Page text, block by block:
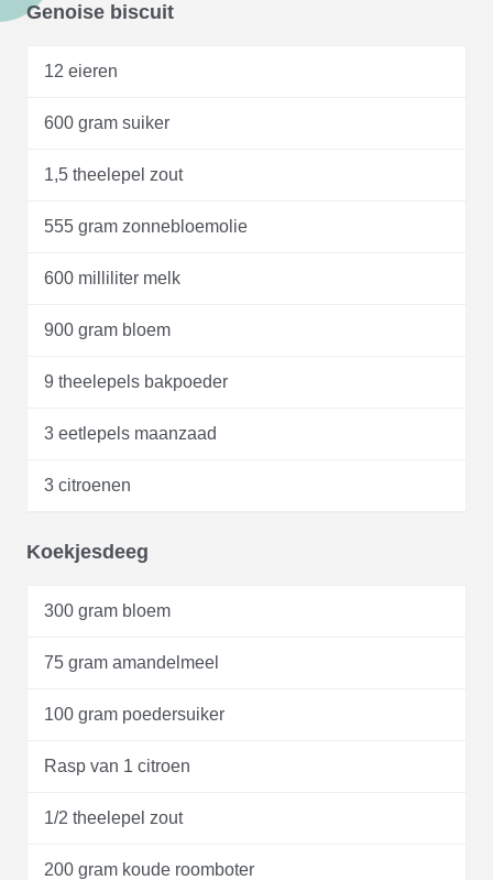
Genoise biscuit
12 eieren
600 gram suiker
1,5 theelepel zout
555 gram zonnebloemolie
600 milliliter melk
900 gram bloem
9 theelepels bakpoeder
3 eetlepels maanzaad
3 citroenen
Koekjesdeeg
300 gram bloem
75 gram amandelmeel
100 gram poedersuiker
Rasp van 1 citroen
1/2 theelepel zout
200 gram koude roomboter